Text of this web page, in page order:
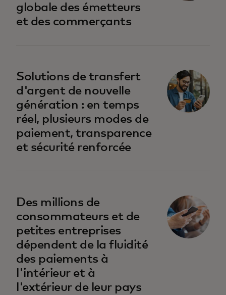
globale des émetteurs
et des commerçants
Solutions de transfert
d'argent de nouvelle
génération : en temps
réel, plusieurs modes de
paiement, transparence
et sécurité renforcée
Des millions de
consommateurs et de
petites entreprises
dépendent de la fluidité
des paiements à
l'intérieur et à
l'extérieur de leur pays